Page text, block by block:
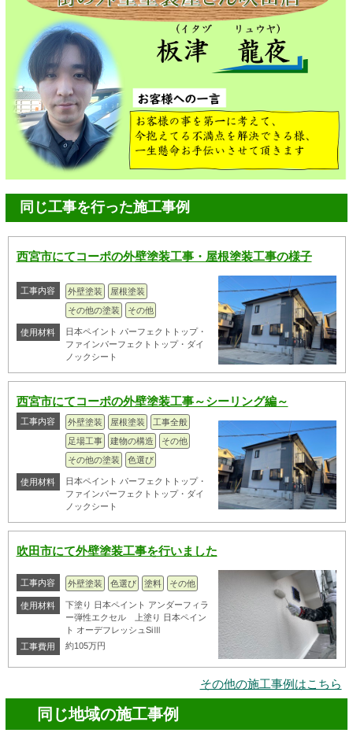
同じ工事を行った施工事例
西宮市にてコーポの外壁塗装工事・屋根塗装工事の様子
工事内容 外壁塗装
屋根塗装
その他の塗装
その他
使用材料
日本ペイント パーフェクトトップ・
ファインパーフェクトトップ・ダイ
ノックシート
西宮市にてコーポの外壁塗装工事～シーリング編～
工事内容 外壁塗装 屋根塗装
工事全般
足場工事
建物の構造
その他
その他の塗装
色選び
使用材料
日本ペイント パーフェクトトップ・
ファインパーフェクトトップ・ダイ
ノックシート
吹田市にて外壁塗装工事を行いました
工事内容 外壁塗装 色選び 塗料 その他
使用材料
下塗り 日本ペイント アンダーフィラ
ー弾性エクセル 上塗り 日本ペイン
ト オーデフレッシュSiⅢ
工事費用
約105万円
その他の施工事例はこちら
同じ地域の施工事例